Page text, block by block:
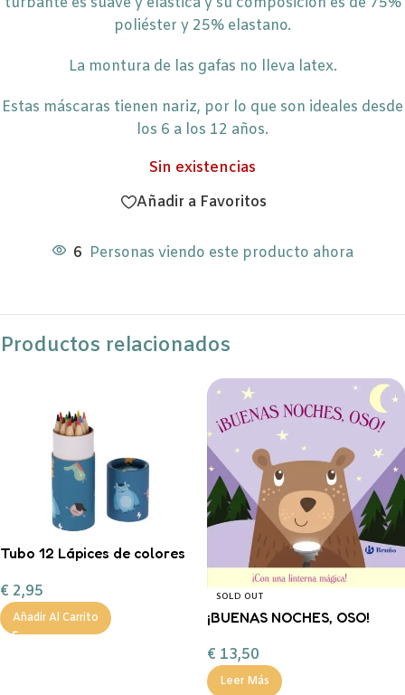
poliéster y 25% elastano.
La montura de las gafas no lleva latex.
Estas máscaras tienen nariz, por lo que son ideales desde
los 6 a los 12 años.
Sin existencias
Añadir a Favoritos
6 Personas viendo este producto ahora
Productos relacionados
Tubo 12 Lápices de colores
€ 2,95
Añadir Al Carrito
SOLD OUT
¡BUENAS NOCHES, OSO!
€ 13,50
Leer Más